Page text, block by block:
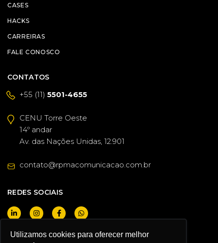
Utilizamos cookies para oferecer melhor
CASES
HACKS
CARREIRAS
FALE CONOSCO
CONTATOS
+55 (11) 5501-4655
CENU Torre Oeste
14º andar
Av. das Nações Unidas, 12.901
contato@rpmacomunicacao.com.br
REDES SOCIAIS